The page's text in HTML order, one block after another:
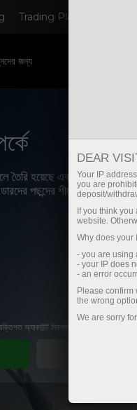
Trading Platform
জন্য
তৈরি হয়েছে এবং এই মুহুর্তে এটি
পছন্দের শীর্ষে রয়েছে।
অ্যাকাউন্ট নিবন্ধন করুন
DEAR
Your IP
you are
deposit/
If you think
website.
Why does your
- you are using
- your IP does
- an error
Please confirm
the wrong
We are sorry